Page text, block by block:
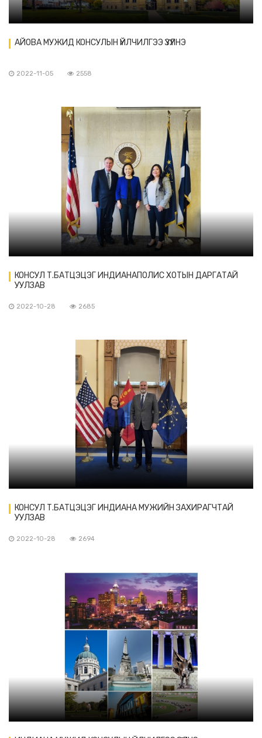
АЙОВА МУЖИД КОНСУЛЫН ҮЙЛЧИЛГЭЭ ҮЗҮҮЛНЭ
2022-11-05 2558
КОНСУЛ Т.БАТЦЭЦЭГ ИНДИАНАПОЛИС ХОТЫН ДАРГАТАЙ
УУЛЗАВ
2022-10-28 2685
КОНСУЛ Т.БАТЦЭЦЭГ ИНДИАНА МУЖИЙН ЗАХИРАГЧТАЙ
УУЛЗАВ
2022-10-28 2694